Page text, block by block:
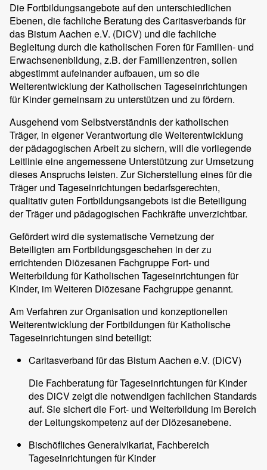
Die Fortbildungsangebote auf den unterschiedlichen
Ebenen, die fachliche Beratung des Caritasverbands für
das Bistum Aachen e.V. (DiCV) und die fachliche
Begleitung durch die katholischen Foren für Familien- und
Erwachsenenbildung, z.B. der Familienzentren, sollen
abgestimmt aufeinander aufbauen, um so die
Weiterentwicklung der Katholischen Tageseinrichtungen
für Kinder gemeinsam zu unterstützen und zu fördern.
Ausgehend vom Selbstverständnis der katholischen
Träger, in eigener Verantwortung die Weiterentwicklung
der pädagogischen Arbeit zu sichern, will die vorliegende
Leitlinie eine angemessene Unterstützung zur Umsetzung
dieses Anspruchs leisten. Zur Sicherstellung eines für die
Träger und Tageseinrichtungen bedarfsgerechten,
qualitativ guten Fortbildungsangebots ist die Beteiligung
der Träger und pädagogischen Fachkräfte unverzichtbar.
Gefördert wird die systematische Vernetzung der
Beteiligten am Fortbildungsgeschehen in der zu
errichtenden Diözesanen Fachgruppe Fort- und
Weiterbildung für Katholischen Tageseinrichtungen für
Kinder, im Weiteren Diözesane Fachgruppe genannt.
Am Verfahren zur Organisation und konzeptionellen
Weiterentwicklung der Fortbildungen für Katholische
Tageseinrichtungen sind beteiligt:
Caritasverband für das Bistum Aachen e.V. (DiCV)
Die Fachberatung für Tageseinrichtungen für Kinder
des DiCV zeigt die notwendigen fachlichen Standards
auf. Sie sichert die Fort- und Weiterbildung im Bereich
der Leitungskompetenz auf der Diözesanebene.
Bischöfliches Generalvikariat, Fachbereich
Tageseinrichtungen für Kinder